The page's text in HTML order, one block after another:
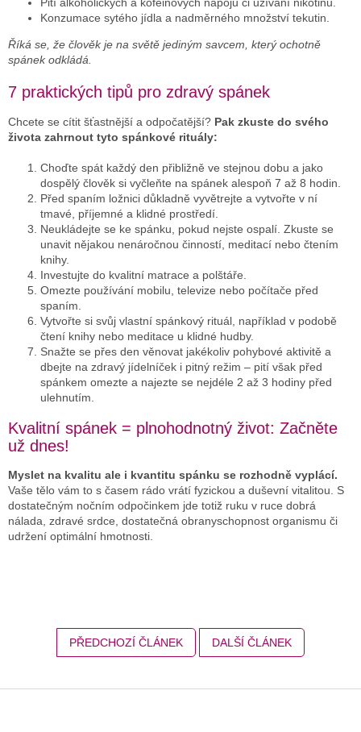
Pití alkoholických a kofeinových nápojů či užívání nikotinu.
Konzumace sytého jídla a nadměrného množství tekutin.
Říká se, že člověk je na světě jediným savcem, který ochotně
spánek odkládá.
7 praktických tipů pro zdravý spánek
Chcete se cítit šťastnější a odpočatější? Pak zkuste do svého
života zahrnout tyto spánkové rituály:
Choďte spát každý den přibližně ve stejnou dobu a jako
dospělý člověk si vyčleňte na spánek alespoň 7 až 8 hodin.
Před spaním ložnici důkladně vyvětrejte a vytvořte v ní
tmavé, příjemné a klidné prostředí.
Neukládejte se ke spánku, pokud nejste ospalí. Zkuste se
unavit nějakou nenáročnou činností, meditací nebo čtením
knihy.
Investujte do kvalitní matrace a polštáře.
Omezte používání mobilu, televize nebo počítače před
spaním.
Vytvořte si svůj vlastní spánkový rituál, například v podobě
čtení knihy nebo meditace u klidné hudby.
Snažte se přes den věnovat jakékoliv pohybové aktivitě a
dbejte na zdravý jídelníček i pitný režim – pití však před
spánkem omezte a najezte se nejdéle 2 až 3 hodiny před
ulehnutím.
Kvalitní spánek = plnohodnotný život: Začněte
už dnes!
Myslet na kvalitu ale i kvantitu spánku se rozhodně vyplácí.
Vaše tělo vám to s časem rádo vrátí fyzickou a duševní vitalitou. S
dostatečným nočním odpočinkem jde totiž ruku v ruce dobrá
nálada, zdravé srdce, dostatečná obranyschopnost organismu či
udržení optimální hmotnosti.
PŘEDCHOZÍ ČLÁNEK DALŠÍ ČLÁNEK